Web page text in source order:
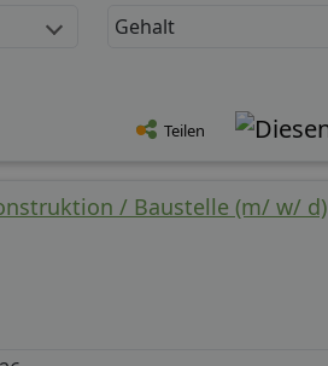
Gehalt
Teilen
/ Baustelle (m/ w/ d)